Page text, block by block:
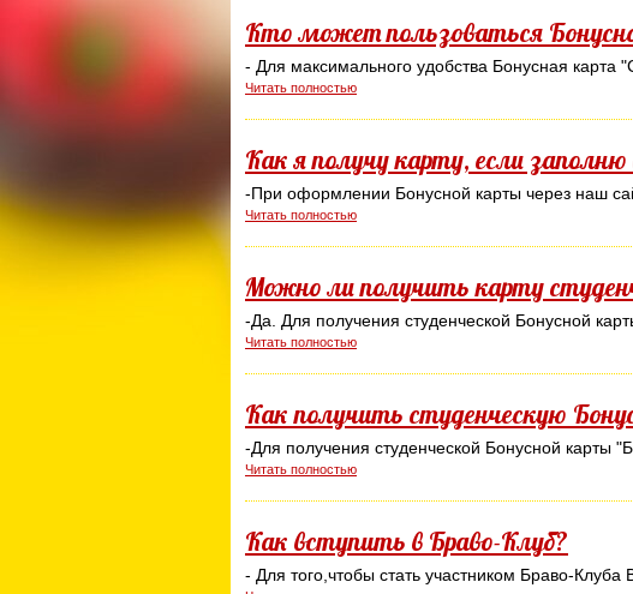
Кто может пользоваться
- Для максимального удобства Бонусная карта
Читать полностью
Как я получу карту, если
-При оформлении Бонусной карты через наш
Читать полностью
Можно ли получить карту
-Да. Для получения студенческой Бонусной
Читать полностью
Как получить студенческую
-Для получения студенческой Бонусной карты
Читать полностью
Как вступить в Браво-Клуб?
- Для того,чтобы стать участником Браво-